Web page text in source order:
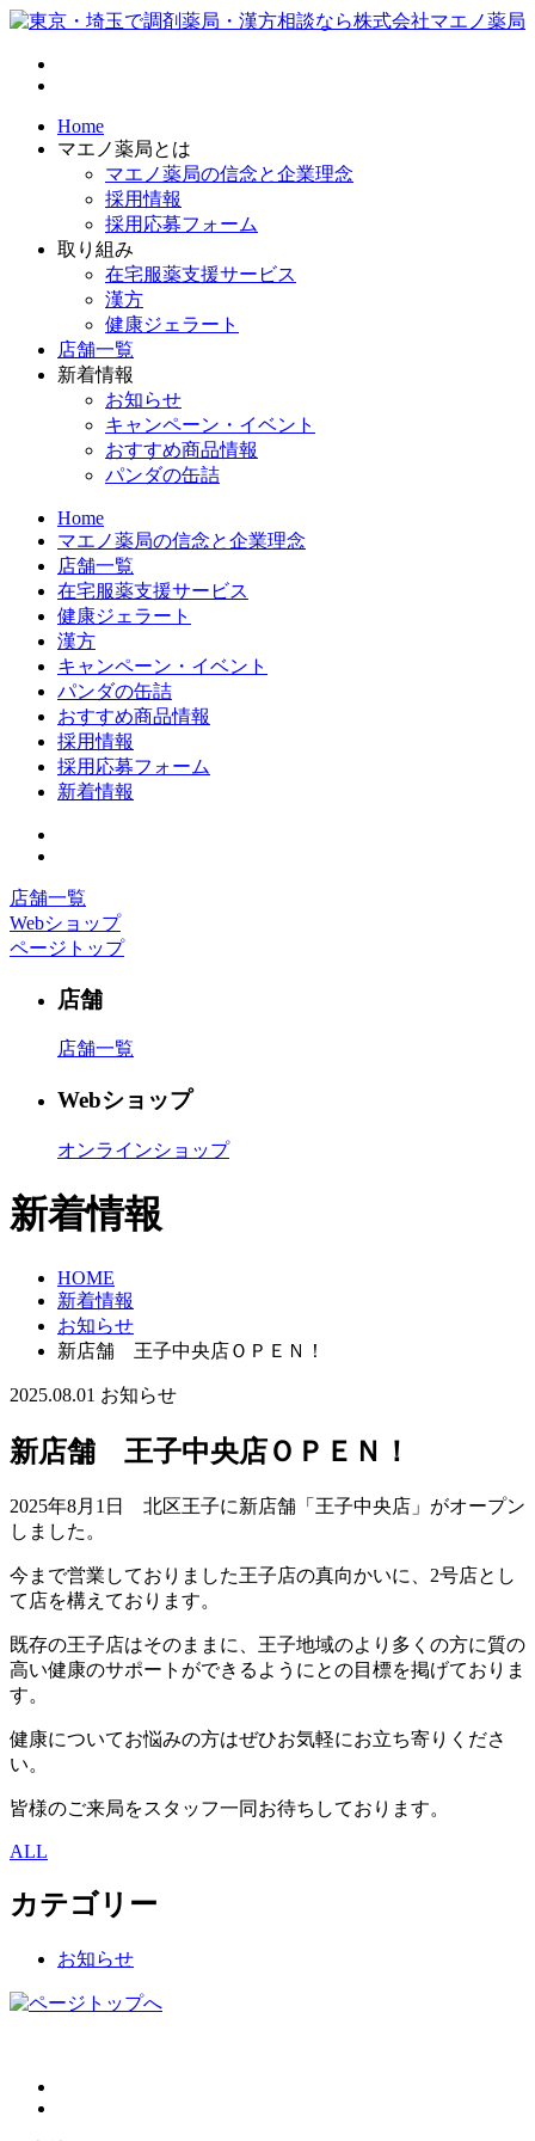
Home
マエノ薬局とは
マエノ薬局の信念と企業理念
採用情報
採用応募フォーム
取り組み
在宅服薬支援サービス
漢方
健康ジェラート
店舗一覧
新着情報
お知らせ
キャンペーン・イベント
おすすめ商品情報
パンダの缶詰
Home
マエノ薬局の信念と企業理念
店舗一覧
在宅服薬支援サービス
健康ジェラート
漢方
キャンペーン・イベント
パンダの缶詰
おすすめ商品情報
採用情報
採用応募フォーム
新着情報
店舗一覧
Webショップ
ページトップ
店舗
店舗一覧
Webショップ
オンラインショップ
新着情報
HOME
新着情報
お知らせ
新店舗 王子中央店ＯＰＥＮ！
2025.08.01 お知らせ
新店舗 王子中央店ＯＰＥＮ！
2025年8月1日 北区王子に新店舗「王子中央店」がオープン
しました。
今まで営業しておりました王子店の真向かいに、2号店とし
て店を構えております。
既存の王子店はそのままに、王子地域のより多くの方に質の
高い健康のサポートができるようにとの目標を掲げておりま
す。
健康についてお悩みの方はぜひお気軽にお立ち寄りくださ
い。
皆様のご来局をスタッフ一同お待ちしております。
ALL
カテゴリー
お知らせ